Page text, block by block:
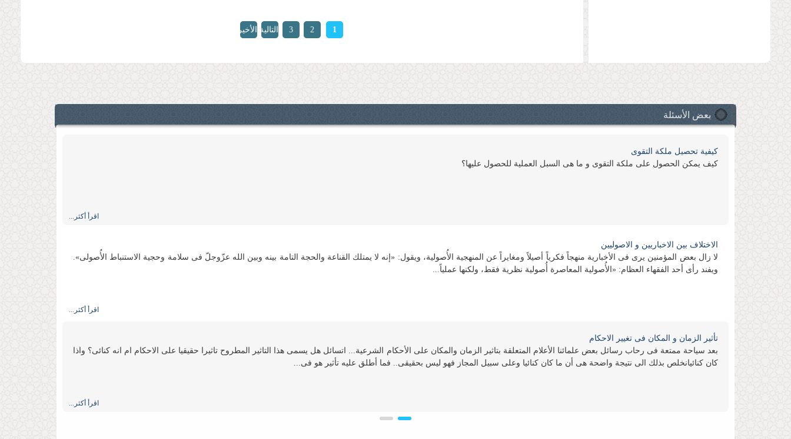
1
2
3
التالية
الأخيرة
بعض الأسئلة
كیفیة تحصیل ملكة التقوى
كیف یمكن الحصول على ملكة التقوى و ما هی السبل العملیة للحصول علیها؟
اقرأ أكثر...
الاختلاف بین الاخباریین و الاصولیین
لا زال بعض المؤمنین یرى فی الأخباریة منهجاً فكریاً أصیلاً ومغایراً عن المنهجیة الأُصولیة، ویقول: «إنه لا یمتلك القناعة والحجة التامة بینه وبین الله عزّوجلّ فی سلامة وحجیة الاستنباط الأُصولی».
ویفند رأی أحد الفقهاء العظام: «الأُصولیة المعاصرة أُصولیة نظریة فقط، ولكنها عملیاً...
اقرأ أكثر...
تأثیر الزمان و المكان فی تغییر الاحكام
بعد سیاحة ممتعة فی رحاب رسائل بعض علمائنا الأعلام المتعلقة بتاثیر الزمان والمكان على الأحكام الشرعیة... اتسائل هل یسمى هذا التاثیر المطروح تاثیرا حقیقیا على الاحكام ام انه كنائی؟ واذا
كان كنائیانخلص بذلك الى نتیجة واضحة هی أن ما كان كنائیا وعلى سبیل المجاز فهو لیس بحقیقی.. فما أطلق علیه تأثیر هو فی...
اقرأ أكثر...